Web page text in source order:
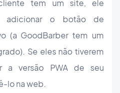
tem um site, ele
adicionar o botão de
(a GoodBarber tem um
Se eles não tiverem
a versão PWA de seu
lo na web.